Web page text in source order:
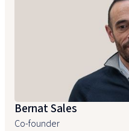
Bernat Sales
Co-founder